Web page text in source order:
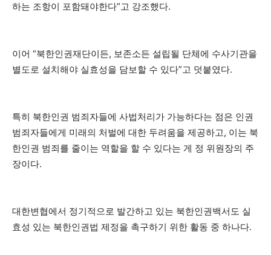
하는 조항이 포함돼야한다”고 강조했다.
이어 “북한인권재단이든, 보존소든 설립될 단체에 수사기관을
별도로 설치해야 실효성을 담보할 수 있다”고 덧붙였다.
특히 북한인권 범죄자들에 사법처리가 가능하다는 점은 인권
범죄자들에게 미래의 처벌에 대한 두려움을 제공하고, 이는 북
한인권 범죄를 줄이는 역할을 할 수 있다는 게 정 위원장의 주
장이다.
대한변협에서 정기적으로 발간하고 있는 북한인권백서도 실
효성 있는 북한인권법 제정을 촉구하기 위한 활동 중 하나다.